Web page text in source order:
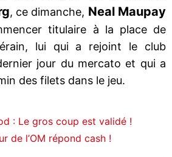
, ce dimanche, Neal Maupay
titulaire à la place de
lui qui a rejoint le club
jour du mercato et qui a
des filets dans le jeu.
: Le gros coup est validé !
de l’OM répond cash !